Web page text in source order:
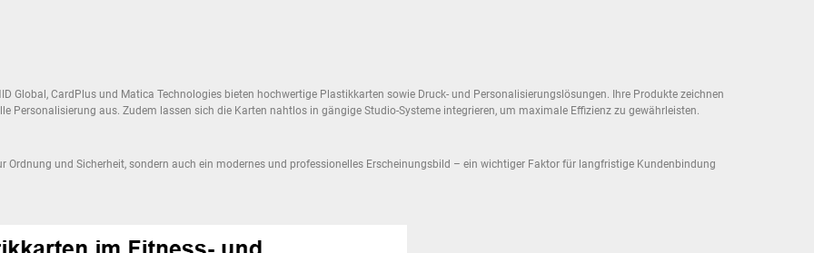
Global, CardPlus und Matica Technologies bieten hochwertige Plastikkarten sowie Druck- und Personalisierungslösungen. Ihre Produkte zeichnen
Personalisierung aus. Zudem lassen sich die Karten nahtlos in gängige Studio-Systeme integrieren, um maximale Effizienz zu gewährleisten.
und Sicherheit, sondern auch ein modernes und professionelles Erscheinungsbild – ein wichtiger Faktor für langfristige Kundenbindung